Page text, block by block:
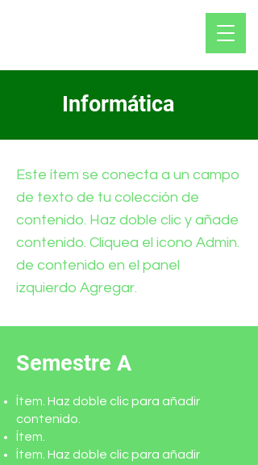
Informática
Este ítem se conecta a un campo
de texto de tu colección de
contenido. Haz doble clic y añade
contenido. Cliquea el icono Admin.
de contenido en el panel
izquierdo Agregar.
Semestre A
Ítem. Haz doble clic para añadir
contenido.
Ítem.
Ítem. Haz doble clic para añadir